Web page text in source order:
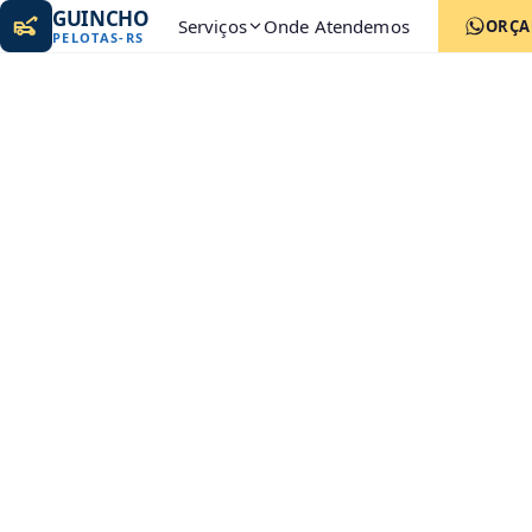
GUINCHO
PELOTAS- RS Serviços Onde Atendemos